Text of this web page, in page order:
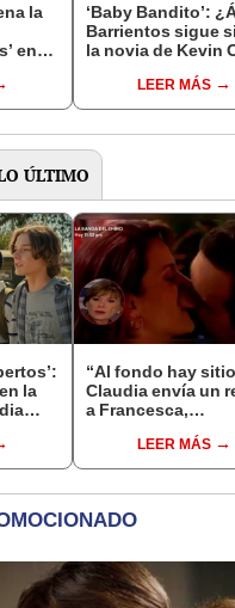
la
en
‘Baby Bandito’:
Barrientos sigue
la novia de Kevin
LEER MÁS
ÚLTIMO
la
“Al fondo hay
Claudia envía un
a Francesca,
infidelidad de
LEER MÁS